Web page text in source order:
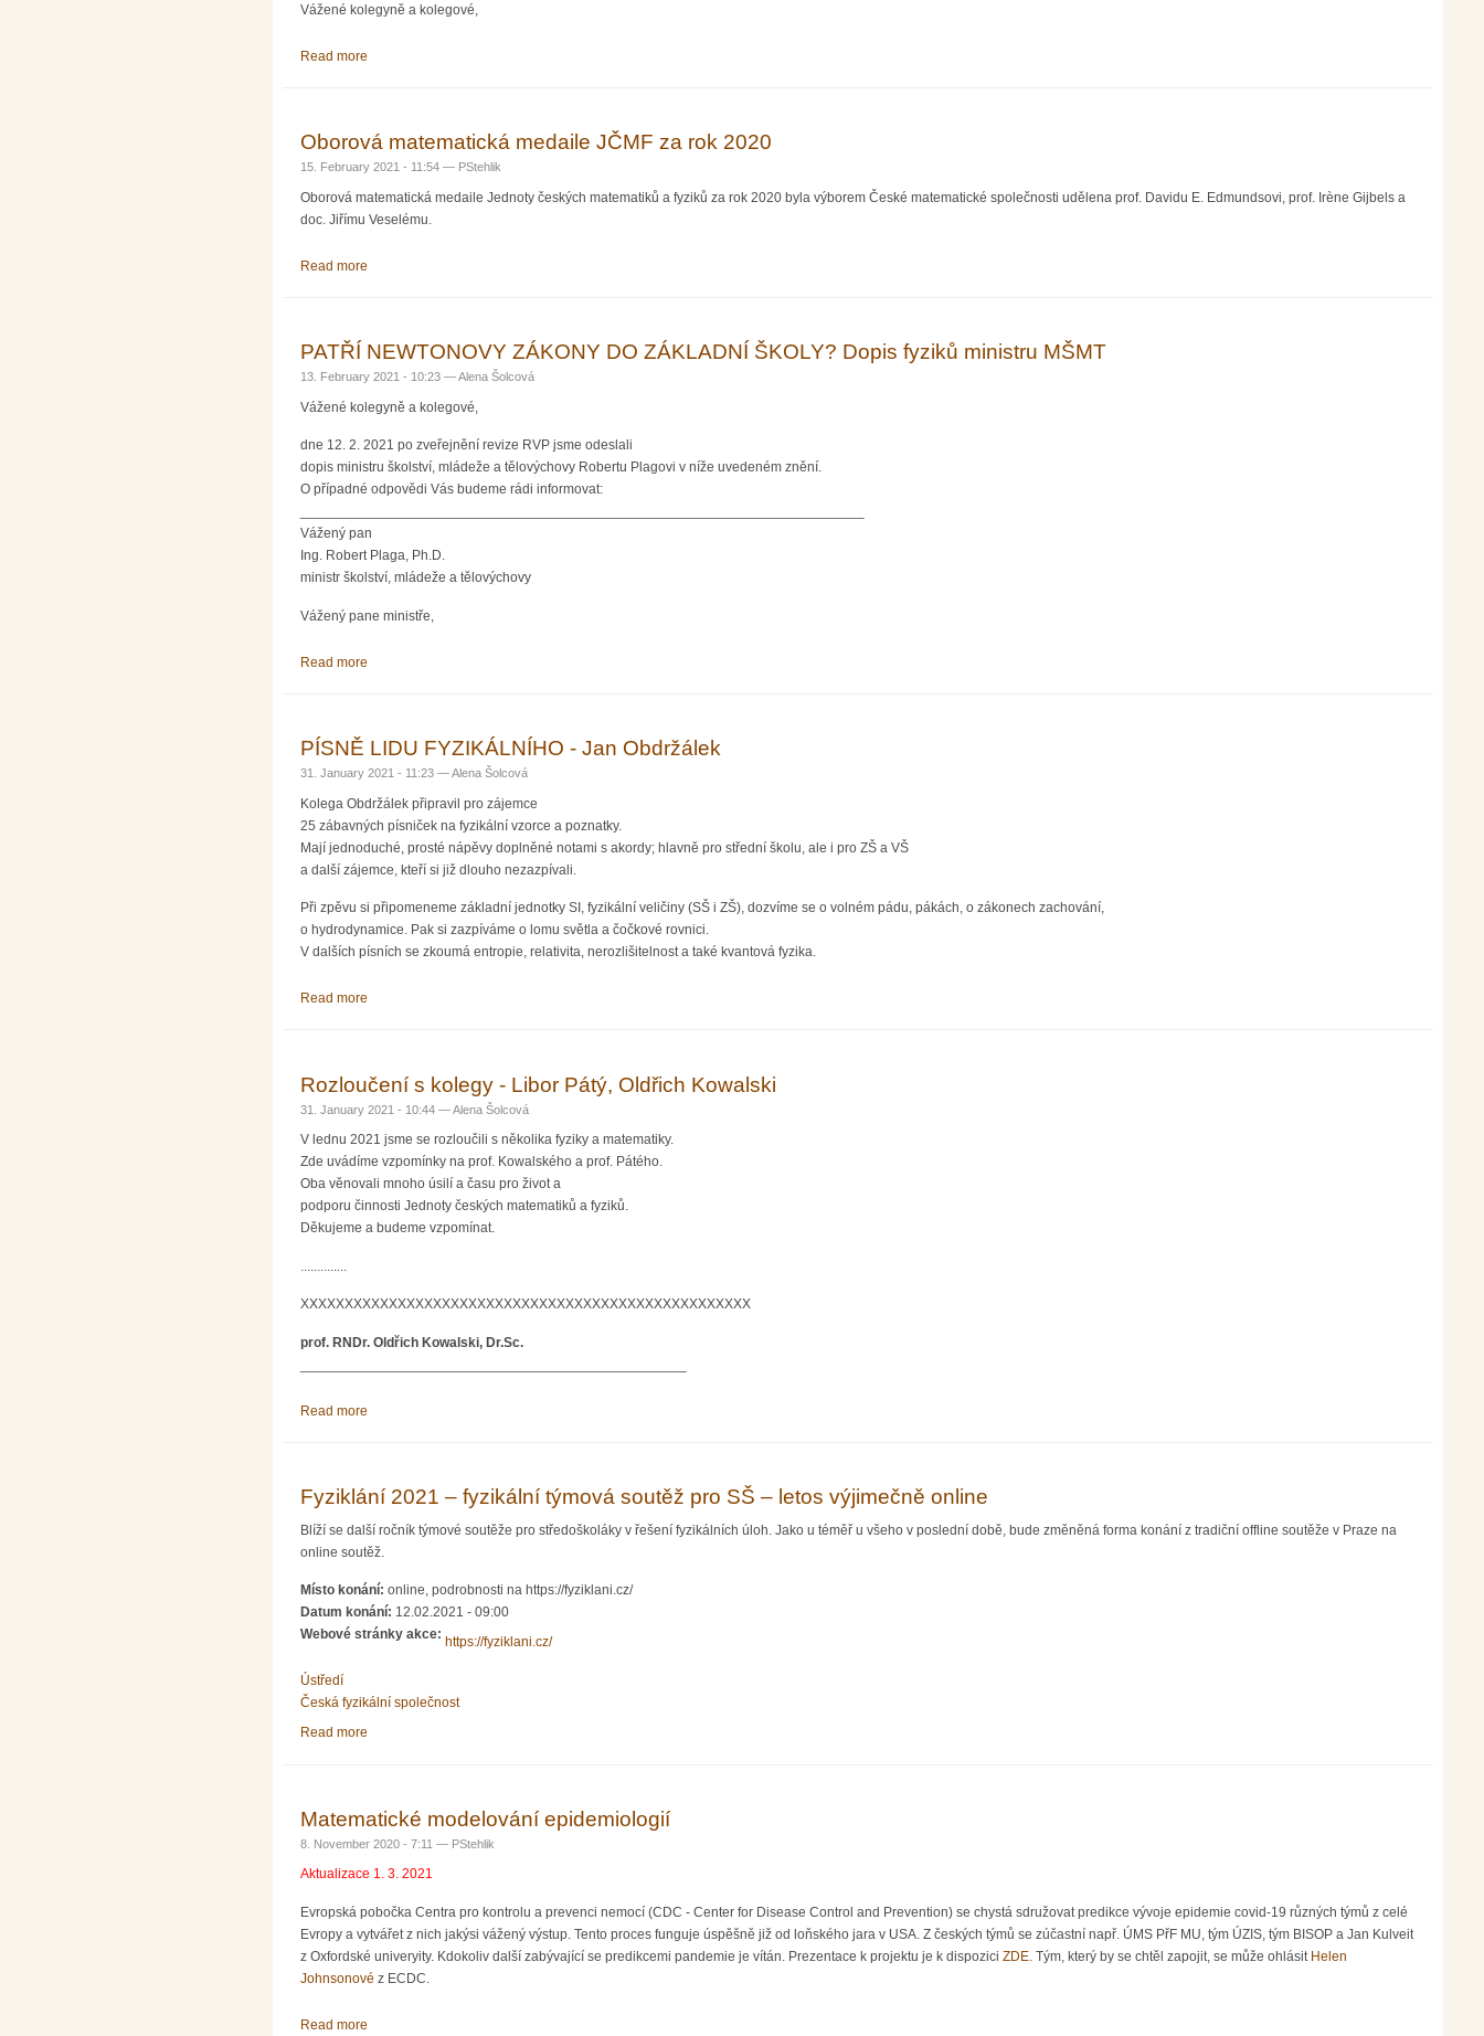
Vážené kolegyně a kolegové,
Read more
Oborová matematická medaile JČMF za rok 2020
15. February 2021 - 11:54 — PStehlik
Oborová matematická medaile Jednoty českých matematiků a fyziků za rok 2020 byla výborem České matematické společnosti udělena prof. Davidu E. Edmundsovi, prof. Irène Gijbels a
doc. Jiřímu Veselému.
Read more
PATŘÍ NEWTONOVY ZÁKONY DO ZÁKLADNÍ ŠKOLY? Dopis fyziků ministru MŠMT
13. February 2021 - 10:23 —Alena Šolcová
Vážené kolegyně a kolegové,
dne 12. 2. 2021 po zveřejnění revize RVP jsme odeslali
dopis ministru školství, mládeže a tělovýchovy Robertu Plagovi v níže uvedeném znění.
O případné odpovědi Vás budeme rádi informovat:
Vážený pan
Ing. Robert Plaga, Ph.D.
ministr školství, mládeže a tělovýchovy
Vážený pane ministře,
Read more
PÍSNĚ LIDU FYZIKÁLNÍHO - Jan Obdržálek
31. January 2021 - 11:23 —Alena Šolcová
Kolega Obdržálek připravil pro zájemce
25 zábavných písniček na fyzikální vzorce a poznatky.
Mají jednoduché, prosté nápěvy doplněné notami s akordy; hlavně pro střední školu, ale i pro ZŠ a VŠ
a další zájemce, kteří si již dlouho nezazpívali.
Při zpěvu si připomeneme základní jednotky SI, fyzikální veličiny (SŠ i ZŠ), dozvíme se o volném pádu, pákách, o zákonech zachování,
o hydrodynamice. Pak si zazpíváme o lomu světla a čočkové rovnici.
V dalších písních se zkoumá entropie, relativita, nerozlišitelnost a také kvantová fyzika.
Read more
Rozloučení s kolegy - Libor Pátý, Oldřich Kowalski
31. January 2021 - 10:44 —Alena Šolcová
V lednu 2021 jsme se rozloučili s několika fyziky a matematiky.
Zde uvádíme vzpomínky na prof. Kowalského a prof. Pátého.
Oba věnovali mnoho úsilí a času pro život a
podporu činnosti Jednoty českých matematiků a fyziků.
Děkujeme a budeme vzpomínat.
XXXXXXXXXXXXXXXXXXXXXXXXXXXXXXXXXXXXXXXXXXXXXXXXXXX
prof. RNDr. Oldřich Kowalski, Dr.Sc.
Read more
Fyziklání 2021 – fyzikální týmová soutěž pro SŠ – letos výjimečně online
Blíží se další ročník týmové soutěže pro středoškoláky v řešení fyzikálních úloh. Jako u téměř u všeho v poslední době, bude změněná forma konání z tradiční offline soutěže v Praze na
online soutěž.
Místo konání: online, podrobnosti na https://fyziklani.cz/
Datum konání: 12.02.2021 - 09:00
Webové stránky akce:
https://fyziklani.cz/
Ústředí
Česká fyzikální společnost
Read more
Matematické modelování epidemiologií
8. November 2020 - 7:11 — PStehlik
Aktualizace 1. 3. 2021
Evropská pobočka Centra pro kontrolu a prevenci nemocí (CDC - Center for Disease Control and Prevention) se chystá sdružovat predikce vývoje epidemie covid-19 různých týmů z celé
Evropy a vytvářet z nich jakýsi vážený výstup. Tento proces funguje úspěšně již od loňského jara v USA. Z českých týmů se zúčastní např. ÚMS PřF MU, tým ÚZIS, tým BISOP a Jan Kulveit
z Oxfordské univeryity. Kdokoliv další zabývající se predikcemi pandemie je vítán. Prezentace k projektu je k dispozici ZDE. Tým, který by se chtěl zapojit, se může ohlásit Helen
Johnsonové z ECDC.
Read more